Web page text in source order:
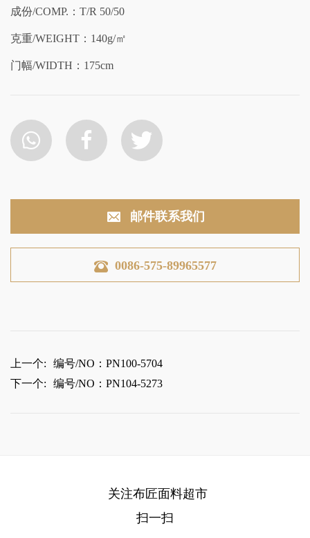
成份/COMP.：T/R 50/50
克重/WEIGHT：140g/㎡
门幅/WIDTH：175cm
邮件联系我们
0086-575-89965577
上一个:
编号/NO：PN100-5704
下一个:
编号/NO：PN104-5273
关注布匠面料超市
扫一扫